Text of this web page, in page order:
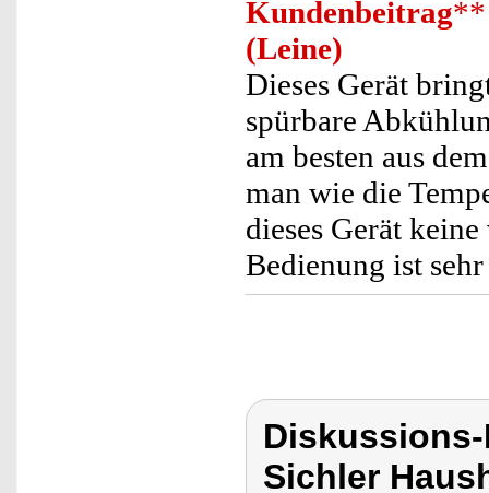
Kundenbeitrag**
(Leine)
Dieses Gerät
spürbare
am besten aus
man wie die
dieses Gerät
Bedienung ist
Sichler